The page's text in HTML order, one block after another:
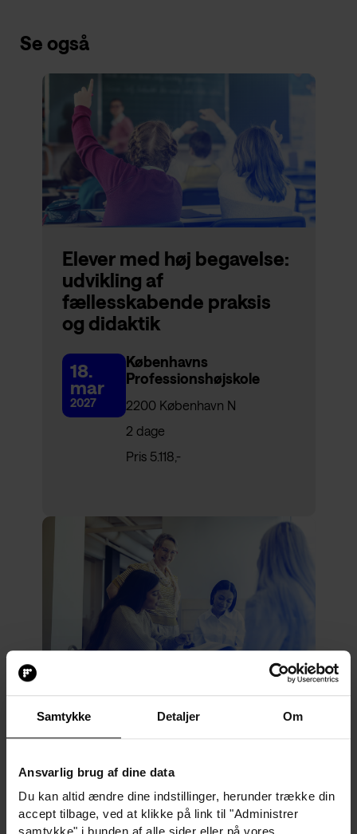
Samtykke Detaljer Om
Ansvarlig brug af dine data
Du kan altid ændre dine indstillinger, herunder trække din
accept tilbage, ved at klikke på link til "Administrer
Se også
Elever med høj begavelse:
udvikling af
fællesskabende praksis
og didaktik
18.
mar
2027
Københavns
Professionshøjskole
2200 København N
2 dage
Pris 5.118,-
Aktiv læring i dansk
udskoling: På vej mod et
fornyet danskfag
26.
nov
2026
8800 Viborg